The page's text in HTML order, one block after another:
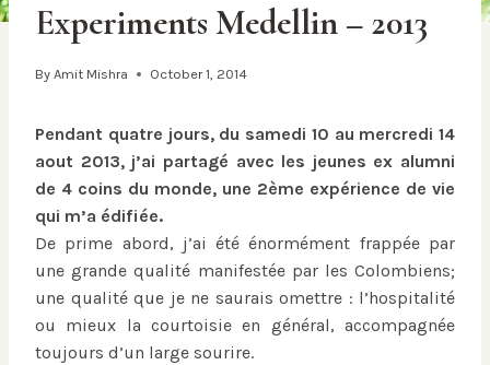
Experiments Medellin – 2013
By Amit Mishra October 1, 2014
Pendant quatre jours, du samedi 10 au mercredi 14
aout 2013, j’ai partagé avec les jeunes ex alumni
de 4 coins du monde, une 2ème expérience de vie
qui m’a édifiée.
De prime abord, j’ai été énormément frappée par
une grande qualité manifestée par les Colombiens;
une qualité que je ne saurais omettre : l’hospitalité
ou mieux la courtoisie en général, accompagnée
toujours d’un large sourire.